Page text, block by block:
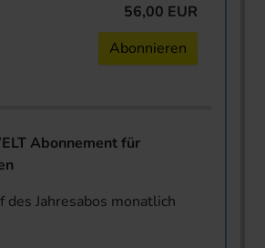
56,00 EUR
Abonnieren
Abonnement für
des Jahresabos monatlich